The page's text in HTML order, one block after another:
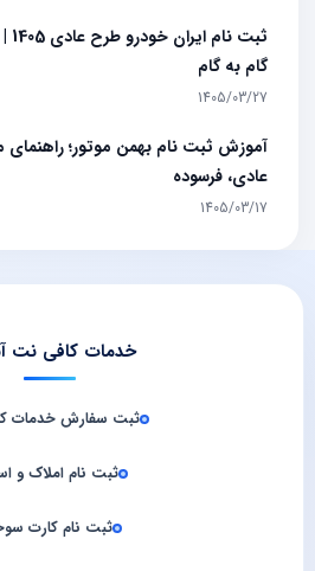
گام به گام
1405/03/27
آموزش ثبت نام بهمن موتور؛ راهنمای
عادی، فرسوده
1405/03/17
خدمات کافی نت
ثبت سفارش خدمات
ثبت نام املاک و
ثبت نام کارت